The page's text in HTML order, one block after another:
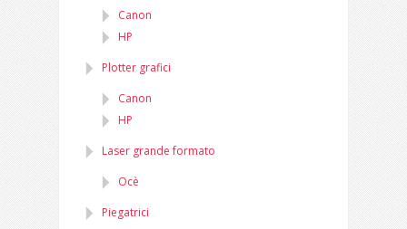
Canon
HP
Plotter grafici
Canon
HP
Laser grande formato
Ocè
Piegatrici